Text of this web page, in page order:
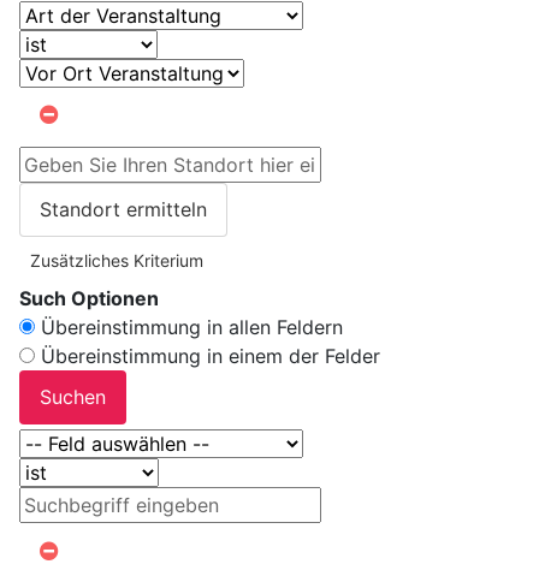
Standort ermitteln
Zusätzliches Kriterium
Such Optionen
Übereinstimmung in allen Feldern
Übereinstimmung in einem der Felder
Suchen